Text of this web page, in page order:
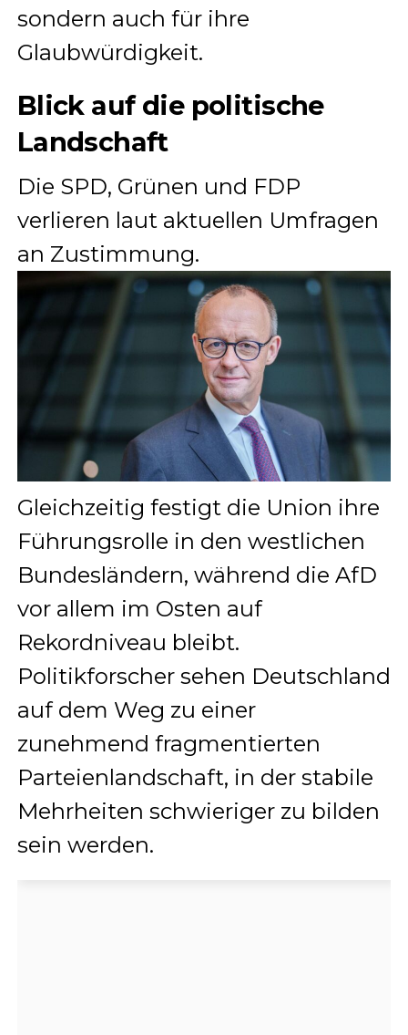
sondern auch für ihre
Glaubwürdigkeit.
Blick auf die politische
Landschaft
Die SPD, Grünen und FDP
verlieren laut aktuellen Umfragen
an Zustimmung.
Gleichzeitig festigt die Union ihre
Führungsrolle in den westlichen
Bundesländern, während die AfD
vor allem im Osten auf
Rekordniveau bleibt.
Politikforscher sehen Deutschland
auf dem Weg zu einer
zunehmend fragmentierten
Parteienlandschaft, in der stabile
Mehrheiten schwieriger zu bilden
sein werden.